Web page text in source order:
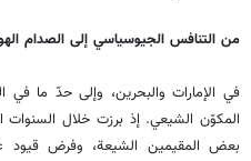
من التنافس الجيوسياسي إلى الصدام
في الإمارات والبحرين، وإلى حدّ ما في
المكوّن الشيعي. إذ برزت خلال السنوات
بعض المقيمين الشيعة، وفرض قيود